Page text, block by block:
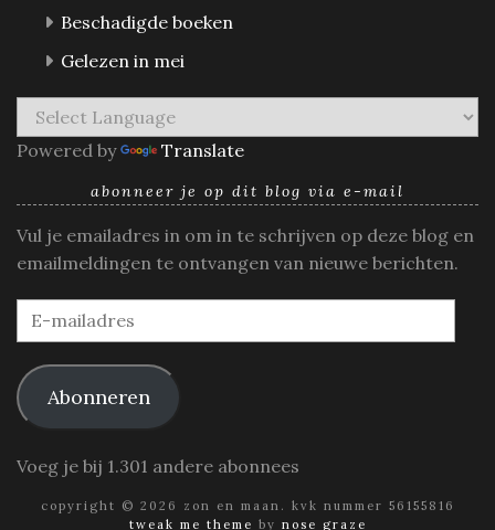
Beschadigde boeken
Gelezen in mei
Powered by Translate
abonneer je op dit blog via e-mail
Vul je emailadres in om in te schrijven op deze blog en
emailmeldingen te ontvangen van nieuwe berichten.
E-
mailadres
Abonneren
Voeg je bij 1.301 andere abonnees
copyright © 2026 zon en maan. kvk nummer 56155816
tweak me theme by nose graze